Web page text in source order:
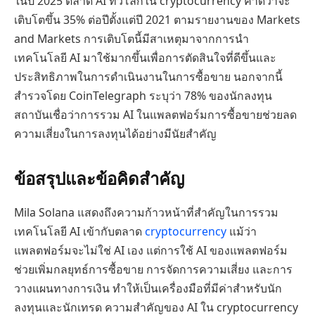
เติบโตขึ้น 35% ต่อปีตั้งแต่ปี 2021 ตามรายงานของ Markets
and Markets การเติบโตนี้มีสาเหตุมาจากการนำ
เทคโนโลยี AI มาใช้มากขึ้นเพื่อการตัดสินใจที่ดีขึ้นและ
ประสิทธิภาพในการดำเนินงานในการซื้อขาย นอกจากนี้
สำรวจโดย CoinTelegraph ระบุว่า 78% ของนักลงทุน
สถาบันเชื่อว่าการรวม AI ในแพลตฟอร์มการซื้อขายช่วยลด
ความเสี่ยงในการลงทุนได้อย่างมีนัยสำคัญ
ข้อสรุปและข้อคิดสำคัญ
Mila Solana แสดงถึงความก้าวหน้าที่สำคัญในการรวม
เทคโนโลยี AI เข้ากับตลาด cryptocurrency แม้ว่า
แพลตฟอร์มจะไม่ใช่ AI เอง แต่การใช้ AI ของแพลตฟอร์ม
ช่วยเพิ่มกลยุทธ์การซื้อขาย การจัดการความเสี่ยง และการ
วางแผนทางการเงิน ทำให้เป็นเครื่องมือที่มีค่าสำหรับนัก
ลงทุนและนักเทรด ความสำคัญของ AI ใน cryptocurrency